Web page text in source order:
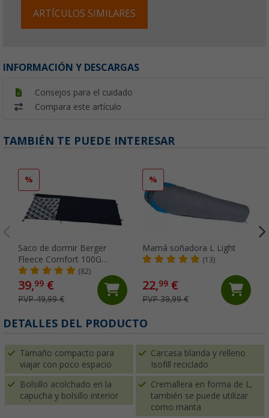
ARTÍCULOS SIMILARES
INFORMACIÓN Y DESCARGAS
Consejos para el cuidado
Compara este artículo
TAMBIÉN TE PUEDE INTERESAR
%
Saco de dormir Berger
Fleece Comfort 100G
Blanket
(82)
39,99 €
PVP 49,99 €
%
Mamá soñadora L Light
(13)
22,99€
PVP 39,99 €
DETALLES DEL PRODUCTO
Tamaño compacto para
viajar con poco espacio
Carcasa blanda y relleno
Isofill reciclado
Bolsillo acolchado en la
capucha y bolsillo interior
Cremallera en forma de L,
también se puede utilizar
como manta